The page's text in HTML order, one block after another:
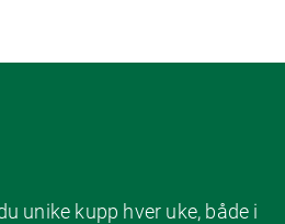
unike kupp hver uke, både i